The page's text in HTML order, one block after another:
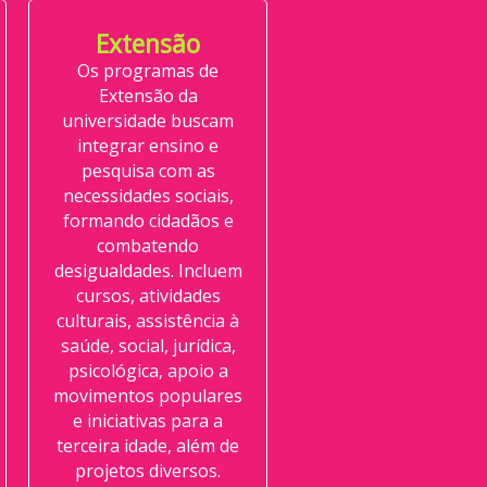
Extensão
Os programas de
Extensão da
universidade buscam
integrar ensino e
pesquisa com as
necessidades sociais,
formando cidadãos e
combatendo
desigualdades. Incluem
cursos, atividades
culturais, assistência à
saúde, social, jurídica,
psicológica, apoio a
movimentos populares
e iniciativas para a
terceira idade, além de
projetos diversos.